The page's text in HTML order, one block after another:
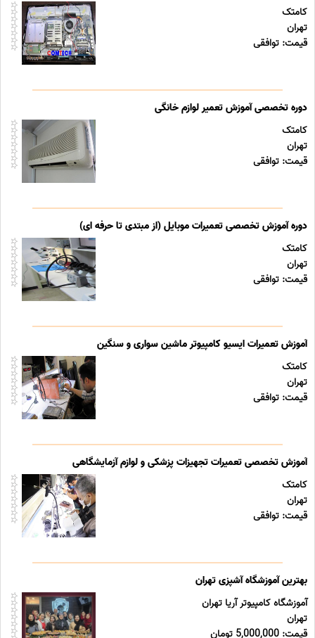
کامتک
تهران
قیمت: توافقی
دوره تخصصی آموزش تعمیر لوازم خانگی
کامتک
تهران
قیمت: توافقی
دوره آموزش تخصصی تعمیرات موبایل (از مبتدی تا حرفه ای)
کامتک
تهران
قیمت: توافقی
آموزش تعمیرات ایسیو کامپیوتر ماشین سواری و سنگین
کامتک
تهران
قیمت: توافقی
آموزش تخصصی تعمیرات تجهیزات پزشکی و لوازم آزمایشگاهی
کامتک
تهران
قیمت: توافقی
بهترین آموزشگاه آشپزی تهران
آموزشگاه کامپیوتر آریا تهران
تهران
قیمت: 5,000,000 تومان